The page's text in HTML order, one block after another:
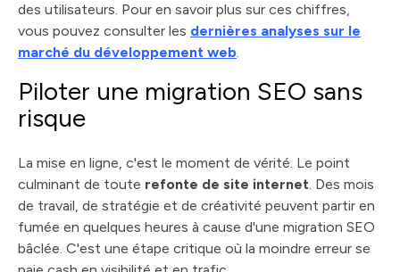
des utilisateurs. Pour en savoir plus sur ces chiffres,
vous pouvez consulter les dernières analyses sur le
marché du développement web.
Piloter une migration SEO sans
risque
La mise en ligne, c'est le moment de vérité. Le point
culminant de toute refonte de site internet. Des mois
de travail, de stratégie et de créativité peuvent partir en
fumée en quelques heures à cause d'une migration SEO
bâclée. C'est une étape critique où la moindre erreur se